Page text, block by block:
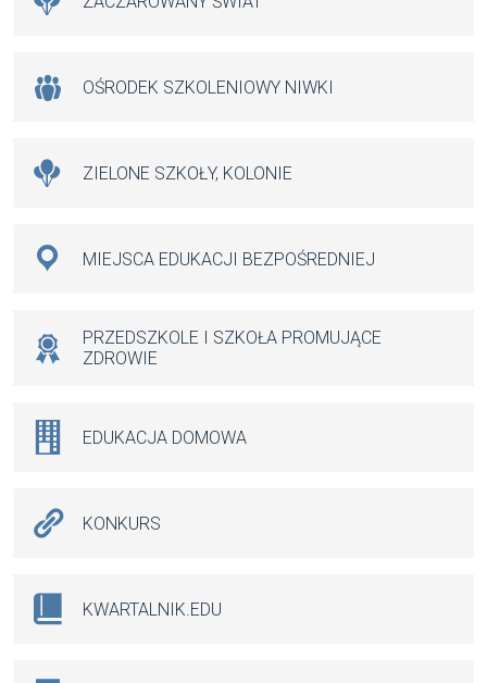
OŚRODEK SZKOLENIOWY NIWKI
ZIELONE SZKOŁY, KOLONIE
MIEJSCA EDUKACJI BEZPOŚREDNIEJ
PRZEDSZKOLE I SZKOŁA PROMUJĄCE
ZDROWIE
EDUKACJA DOMOWA
KONKURS
KWARTALNIK.EDU